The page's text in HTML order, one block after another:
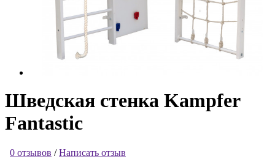
Шведская стенка Kampfer
Fantastic
0 отзывов /Написать отзыв